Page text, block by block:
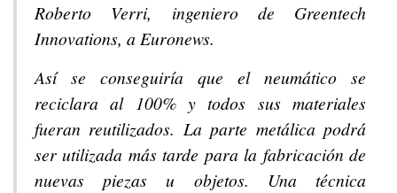
Roberto Verri, ingeniero de Greentech
Innovations, a Euronews.
Así se conseguiría que el neumático se
reciclara al 100% y todos sus materiales
fueran reutilizados. La parte metálica podrá
ser utilizada más tarde para la fabricación de
nuevas piezas u objetos. Una técnica